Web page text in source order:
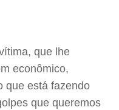
que lhe
econômico,
que está fazendo
que queremos